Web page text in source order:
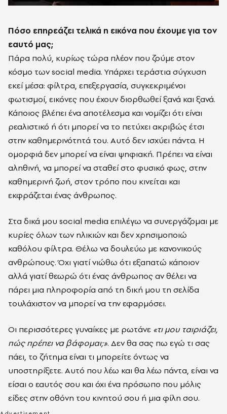
Πόσο επηρεάζει τελικά η εικόνα που έχουμε για τον
εαυτό μας;
Πάρα πολύ, κυρίως τώρα πλέον που ζούμε στον
κόσμο των social media. Υπάρχει τεράστια σύγχυση
εκεί μέσα: φίλτρα, επεξεργασία, συγκεκριμένοι
φωτισμοί, εικόνες που έχουν διορθωθεί ξανά και ξανά.
Κάποιος βλέπει ένα αποτέλεσμα και νομίζει ότι είναι
ρεαλιστικό ή ότι μπορεί να το πετύχει ακριβώς έτσι
στην καθημερινότητά του. Αυτό δεν ισχύει πάντα. Η
ομορφιά δεν μπορεί να είναι ψηφιακή. Πρέπει να είναι
αληθινή, να μπορεί να σταθεί στο φυσικό φως, στην
καθημερινή ζωή, στον τρόπο που κινείται και
εκφράζεται ένας άνθρωπος.
Στα δικά μου social media επιλέγω να συνεργάζομαι με
κυρίες όλων των ηλικιών και δεν χρησιμοποιώ
καθόλου φίλτρα. Θέλω να δουλεύω με κανονικούς
ανθρώπους. Όχι γιατί νιώθω ότι εξαπατώ κάποιον
αλλά γιατί θεωρώ ότι ένας άνθρωπος αν θέλει να
πάρει μια πληροφορία από τη δική μου τη σελίδα
τουλάχιστον να μπορεί να την εφαρμόσει.
Οι περισσότερες γυναίκες με ρωτάνε «τι μου ταιριάζει,
πώς πρέπει να βάφομαι;». Δεν θα σας πω εγώ τι σας
πάει, το ζήτημα είναι τι μπορείτε όντως να
υποστηρίξετε. Αυτό που λέω και θα λέω πάντα, είναι να
είσαι ο εαυτός σου και όχι ένα πρόσωπο που μόλις
είδες στην οθόνη του κινητού σου ή μια φίλη σου.